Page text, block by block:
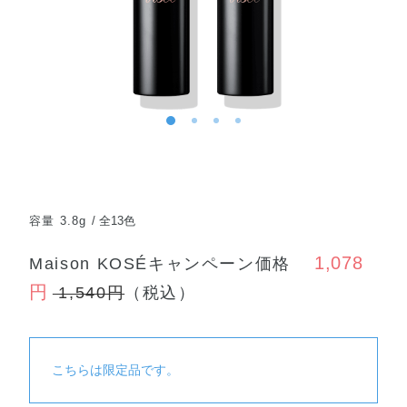
容量 3.8g 全13色
Maison KOSÉキャンペーン価格
1,078
円 1,540円（税込）
こちらは限定品です。